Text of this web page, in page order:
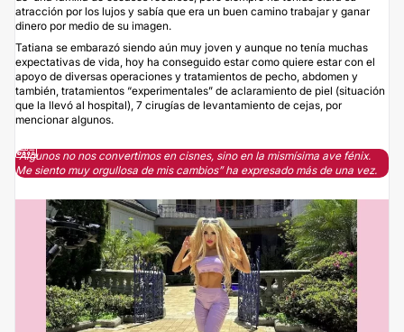
atracción por los lujos y sabía que era un buen camino trabajar y ganar
dinero por medio de su imagen.
Tatiana se embarazó siendo aún muy joven y aunque no tenía muchas
expectativas de vida, hoy ha conseguido estar como quiere estar con el
apoyo de diversas operaciones y tratamientos de pecho, abdomen y
también, tratamientos “experimentales” de aclaramiento de piel (situación
que la llevó al hospital), 7 cirugías de levantamiento de cejas, por
mencionar algunos.
“Algunos no nos convertimos en cisnes, sino en la mismísima ave fénix.
Me siento muy orgullosa de mis cambios” ha expresado más de una vez.